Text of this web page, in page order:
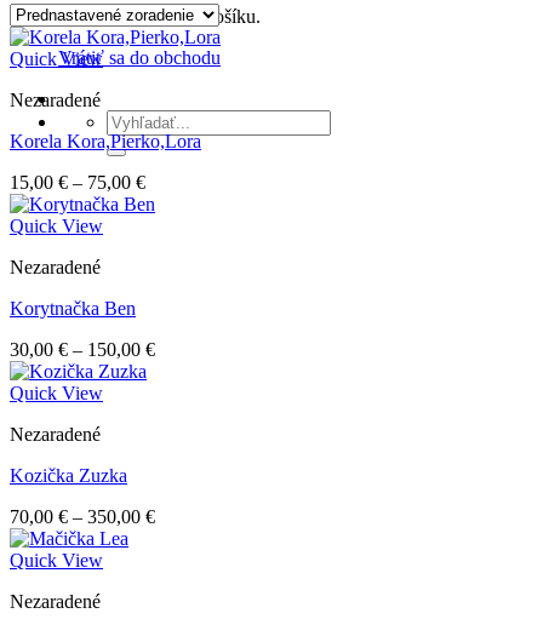
Žiadne produkty v košíku.
Vrátiť sa do obchodu
Hľadať:
Quick View
Nezaradené
Korela Kora,Pierko,Lora
15,00 € – 75,00 €Price
range:
Quick View
Nezaradené
Korytnačka Ben
30,00 € – 150,00 €Price
Quick View
Nezaradené
Kozička Zuzka
70,00 € – 350,00 €Price
Quick View
Nezaradené